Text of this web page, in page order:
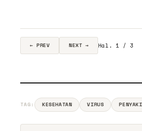
← PREV NEXT → Hal. 1 / 3
TAG: KESEHATAN VIRUS